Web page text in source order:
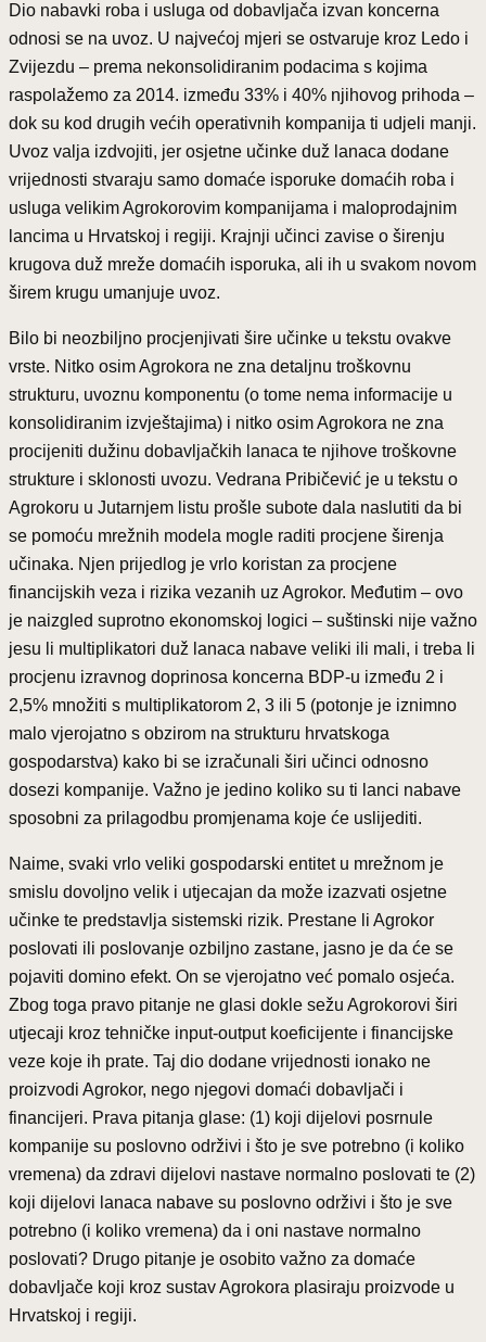
Dio nabavki roba i usluga od dobavljača izvan koncerna
odnosi se na uvoz. U najvećoj mjeri se ostvaruje kroz Ledo i
Zvijezdu – prema nekonsolidiranim podacima s kojima
raspolažemo za 2014. između 33% i 40% njihovog prihoda –
dok su kod drugih većih operativnih kompanija ti udjeli manji.
Uvoz valja izdvojiti, jer osjetne učinke duž lanaca dodane
vrijednosti stvaraju samo domaće isporuke domaćih roba i
usluga velikim Agrokorovim kompanijama i maloprodajnim
lancima u Hrvatskoj i regiji. Krajnji učinci zavise o širenju
krugova duž mreže domaćih isporuka, ali ih u svakom novom
širem krugu umanjuje uvoz.
Bilo bi neozbiljno procjenjivati šire učinke u tekstu ovakve
vrste. Nitko osim Agrokora ne zna detaljnu troškovnu
strukturu, uvoznu komponentu (o tome nema informacije u
konsolidiranim izvještajima) i nitko osim Agrokora ne zna
procijeniti dužinu dobavljačkih lanaca te njihove troškovne
strukture i sklonosti uvozu. Vedrana Pribičević je u tekstu o
Agrokoru u Jutarnjem listu prošle subote dala naslutiti da bi
se pomoću mrežnih modela mogle raditi procjene širenja
učinaka. Njen prijedlog je vrlo koristan za procjene
financijskih veza i rizika vezanih uz Agrokor. Međutim – ovo
je naizgled suprotno ekonomskoj logici – suštinski nije važno
jesu li multiplikatori duž lanaca nabave veliki ili mali, i treba li
procjenu izravnog doprinosa koncerna BDP-u između 2 i
2,5% množiti s multiplikatorom 2, 3 ili 5 (potonje je iznimno
malo vjerojatno s obzirom na strukturu hrvatskoga
gospodarstva) kako bi se izračunali širi učinci odnosno
dosezi kompanije. Važno je jedino koliko su ti lanci nabave
sposobni za prilagodbu promjenama koje će uslijediti.
Naime, svaki vrlo veliki gospodarski entitet u mrežnom je
smislu dovoljno velik i utjecajan da može izazvati osjetne
učinke te predstavlja sistemski rizik. Prestane li Agrokor
poslovati ili poslovanje ozbiljno zastane, jasno je da će se
pojaviti domino efekt. On se vjerojatno već pomalo osjeća.
Zbog toga pravo pitanje ne glasi dokle sežu Agrokorovi širi
utjecaji kroz tehničke input-output koeficijente i financijske
veze koje ih prate. Taj dio dodane vrijednosti ionako ne
proizvodi Agrokor, nego njegovi domaći dobavljači i
financijeri. Prava pitanja glase: (1) koji dijelovi posrnule
kompanije su poslovno održivi i što je sve potrebno (i koliko
vremena) da zdravi dijelovi nastave normalno poslovati te (2)
koji dijelovi lanaca nabave su poslovno održivi i što je sve
potrebno (i koliko vremena) da i oni nastave normalno
poslovati? Drugo pitanje je osobito važno za domaće
dobavljače koji kroz sustav Agrokora plasiraju proizvode u
Hrvatskoj i regiji.